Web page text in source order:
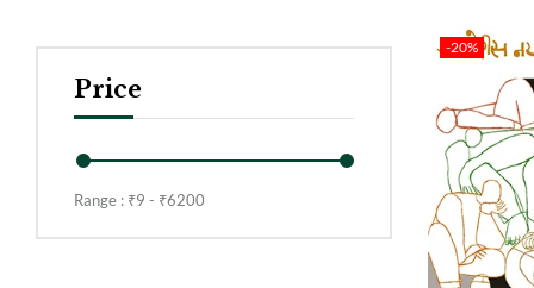
Price
Range : ₹9 - ₹6200
-20%